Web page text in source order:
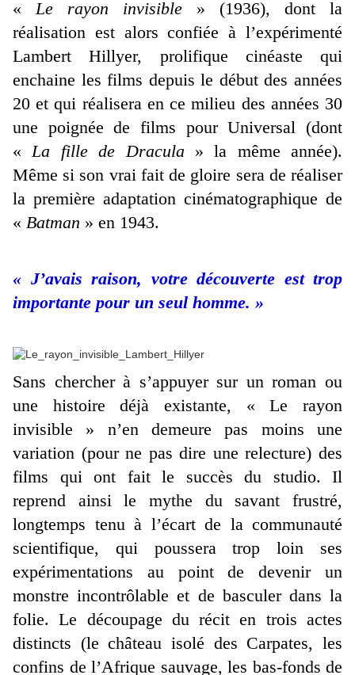
«Le rayon invisible » (1936), dont la
réalisation est alors confiée à l’expérimenté
Lambert Hillyer, prolifique cinéaste qui
enchaine les films depuis le début des années
20 et qui réalisera en ce milieu des années 30
une poignée de films pour Universal (dont
«La fille de Dracula » la même année).
Même si son vrai fait de gloire sera de réaliser
la première adaptation cinématographique de
« Batman » en 1943.
« J’avais raison, votre découverte est trop
importante pour un seul homme. »
Sans chercher à s’appuyer sur un roman ou
une histoire déjà existante, « Le rayon
invisible » n’en demeure pas moins une
variation (pour ne pas dire une relecture) des
films qui ont fait le succès du studio. Il
reprend ainsi le mythe du savant frustré,
longtemps tenu à l’écart de la communauté
scientifique, qui poussera trop loin ses
expérimentations au point de devenir un
monstre incontrôlable et de basculer dans la
folie. Le découpage du récit en trois actes
distincts (le château isolé des Carpates, les
confins de l’Afrique sauvage, les bas-fonds de